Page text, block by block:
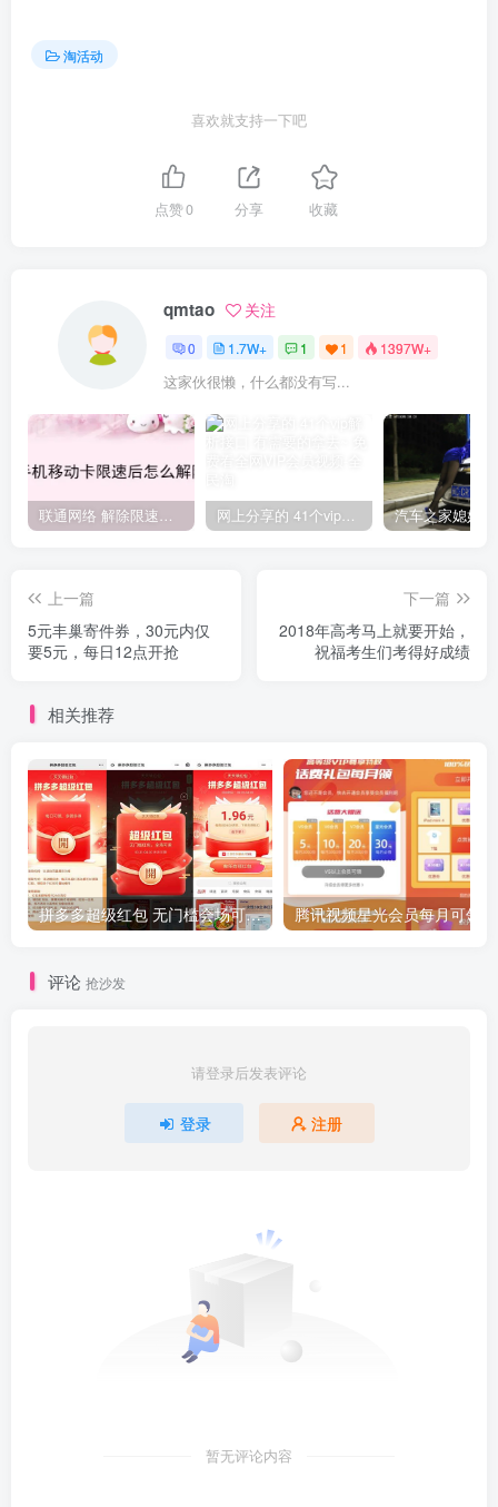
淘活动
喜欢就支持一下吧
点赞0 分享 收藏
qmtao 关注
0 1.7W+ 1 1 1397W+
这家伙很懒，什么都没有写...
联通网络 解除限速方法参考！畅享、畅玩、老白干等及其它地区自测了 网上分享的 41个vip解析接口 有需要的拿去~ 免费看全网VIP会员视频
上一篇
5元丰巢寄件券，30元内仅
要5元，每日12点开抢
下一篇
2018年高考马上就要开始，
祝福考生们考得好成绩
相关推荐
拼多多超级红包 无门槛会场可用 天天可领 最高88.88元
评论 抢沙发
请登录后发表评论
登录 注册
暂无评论内容